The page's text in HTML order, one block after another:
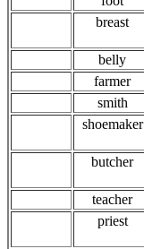
breast
belly
farmer
smith
shoemaker
butcher
teacher
priest